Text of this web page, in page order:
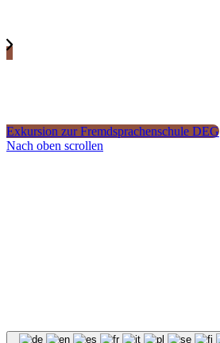
Exkursion zur Fremdsprachenschule DEG
Nach oben scrollen